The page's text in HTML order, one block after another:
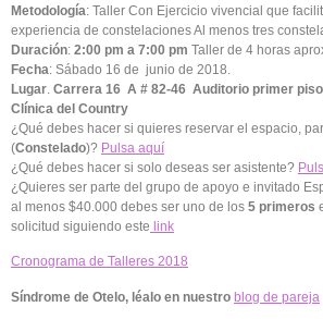
Metodología: Taller Con Ejercicio vivencial que
experiencia de constelaciones Al menos tres
Duración: 2:00 pm a 7:00 pm Taller de 4 horas
Fecha: Sábado 16 de junio de 2018.
Lugar. Carrera 16 A # 82-46 Auditorio primer
Clínica del Country
¿Qué debes hacer si quieres reservar el espacio,
(Constelado)? Pulsa aquí
¿Qué debes hacer si solo deseas ser asistente?
¿Quieres ser parte del grupo de apoyo e invitado
al menos $40.000 debes ser uno de los 5 primeros
solicitud siguiendo este link
Cronograma de Talleres 2018
Síndrome de Otelo, léalo en nuestro blog de pareja